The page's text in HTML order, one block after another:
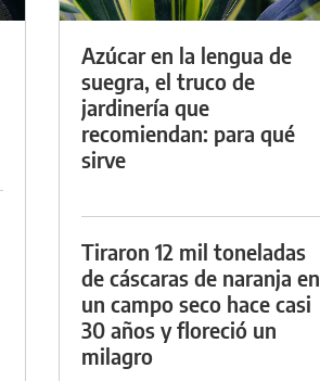
Azúcar en la lengua de
suegra, el truco de
jardinería que
recomiendan: para qué
sirve
Tiraron 12 mil toneladas
de cáscaras de naranja en
un campo seco hace casi
30 años y floreció un
milagro